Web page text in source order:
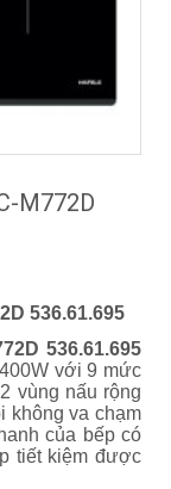
M772D
536.61.695
536.61.695
với 9 mức
vùng nấu rộng
không va chạm
của bếp có
tiết kiệm được